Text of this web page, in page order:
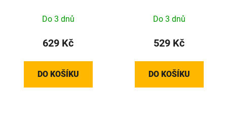
Do 3 dnů
629 Kč
DO KOŠÍKU
Do 3 dnů
529 Kč
DO KOŠÍKU